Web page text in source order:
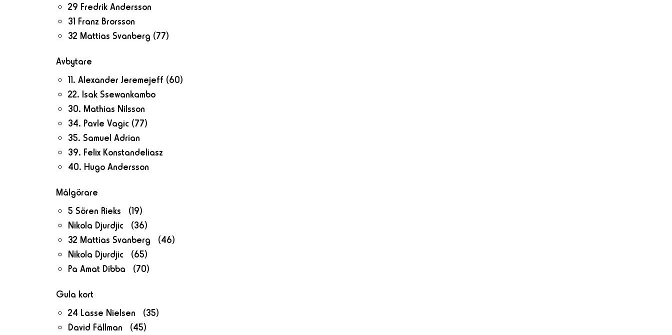
29 Fredrik Andersson
31 Franz Brorsson
32 Mattias Svanberg (77)
Avbytare
11. Alexander Jeremejeff (60)
22. Isak Ssewankambo
30. Mathias Nilsson
34. Pavle Vagic (77)
35. Samuel Adrian
39. Felix Konstandeliasz
40. Hugo Andersson
Målgörare
5 Sören Rieks (19)
Nikola Djurdjic (36)
32 Mattias Svanberg (46)
Nikola Djurdjic (65)
Pa Amat Dibba (70)
Gula kort
24 Lasse Nielsen (35)
David Fällman (45)